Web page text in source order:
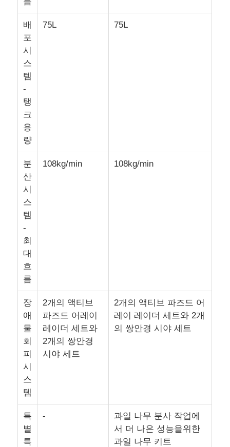
공장 투어
품질 관리
뉴스
사건
인용 을 요청 하십시오
농림부 분무 드론
FPV 드론
드론 부품
반대 드론 장치
열사진 촬영 범위
레이저 거리측정기
배
포
시
스
템
-
탱
크
용
량
75L 75L
분
산
시
스
템
-
최
대
흐
름
108kg/min 108kg/min
장
애
물
회
피
시
스
템
2개의 액티브
파즈드 어레이
레이더 세트와
2개의 쌍안경
시야 세트
2개의 액티브 파즈드 어
레이 레이더 세트와 2개
의 쌍안경 시야 세트
특
별
특
-
과일 나무 분사 작업에
서 더 나은 성능을위한
과일 나무 키트